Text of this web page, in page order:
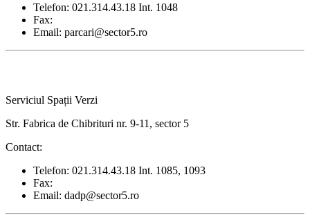
Telefon: 021.314.43.18 Int. 1048
Fax:
Email: parcari@sector5.ro
Serviciul Spații Verzi
Str. Fabrica de Chibrituri nr. 9-11, sector 5
Contact:
Telefon: 021.314.43.18 Int. 1085, 1093
Fax:
Email: dadp@sector5.ro